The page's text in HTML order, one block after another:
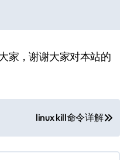
家，谢谢大家对本站的
linux kill命令详解